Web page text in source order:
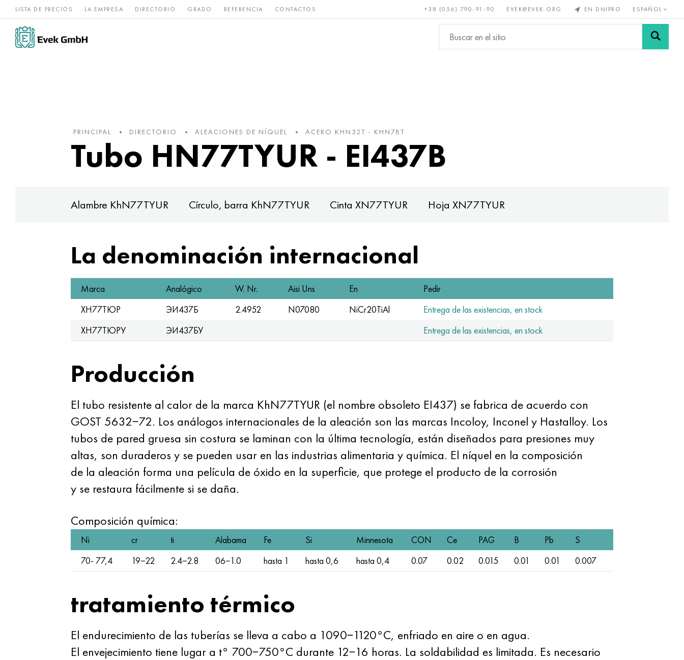
LISTA DE PRECIOS LA EMPRESA DIRECTORIO GRADO REFERENCIA CONTACTOS +38 (056) 790-91-90 EVEK@EVEK.ORG EN DNIPRO ESPAÑOL
Aleaciones de
níquel
acero Raro y Bronce, cobre, Metales no
ferrosos
Aleación de Mallas y
PRINCIPAL DIRECTORIO ALEACIONES DE NÍQUEL ACERO KHN32T - KHN78T
Tubo HN77TYUR - EI437B
Alambre KhN77TYUR Círculo, barra KhN77TYUR Cinta XN77TYUR Hoja XN77TYUR
La denominación internacional
Marca Analógico W. Nr. Aisi Uns En
Pedir
ХН77ТЮР
ЭИ437Б 2.4952 N07080 NiCr20TiAl
Entrega de las existencias, en stock
ХН77ТЮРУ
ЭИ437БУ Entrega de las existencias, en stock
Producción
El tubo resistente al calor de la marca KhN77TYUR (el nombre obsoleto EI437) se fabrica de acuerdo con
GOST 5632−72. Los análogos internacionales de la aleación son las marcas Incoloy, Inconel y Hastalloy. Los
tubos de pared gruesa sin costura se laminan con la última tecnología, están diseñados para presiones muy
altas, son duraderos y se pueden usar en las industrias alimentaria y química. El níquel en la composición
de la aleación forma una película de óxido en la superficie, que protege el producto de la corrosión
y se restaura fácilmente si se daña.
Composición química:
Ni cr ti Alabama Fe Si Minnesota CON Ce PAG B Pb
S
70- 77,4
19−22 2.4−2.8 06−1.0 hasta 1 hasta 0,6 hasta 0,4 0.07 0.02 0.015 0.01 0.01 0.007
tratamiento térmico
El endurecimiento de las tuberías se lleva a cabo a 1090−1120°C, enfriado en aire o en agua.
El envejecimiento tiene lugar a t° 700−750°C durante 12−16 horas. La soldabilidad es limitada. Es necesario